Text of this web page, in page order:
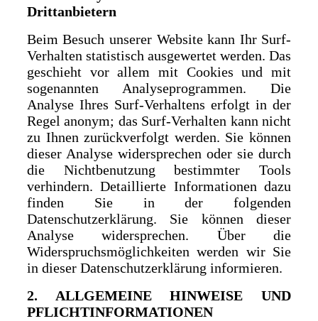
Drittanbietern
Beim Besuch unserer Website kann Ihr Surf-
Verhalten statistisch ausgewertet werden. Das
geschieht vor allem mit Cookies und mit
sogenannten Analyseprogrammen. Die
Analyse Ihres Surf-Verhaltens erfolgt in der
Regel anonym; das Surf-Verhalten kann nicht
zu Ihnen zurückverfolgt werden. Sie können
dieser Analyse widersprechen oder sie durch
die Nichtbenutzung bestimmter Tools
verhindern. Detaillierte Informationen dazu
finden Sie in der folgenden
Datenschutzerklärung. Sie können dieser
Analyse widersprechen. Über die
Widerspruchsmöglichkeiten werden wir Sie
in dieser Datenschutzerklärung informieren.
2. ALLGEMEINE HINWEISE UND
PFLICHTINFORMATIONEN